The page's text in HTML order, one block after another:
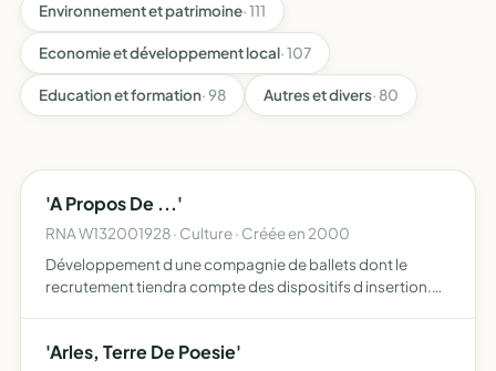
Environnement et patrimoine· 111
Economie et développement local· 107
Education et formation· 98 Autres et divers· 80
'A Propos De ...'
RNA W132001928 · Culture · Créée en 2000
Développement d une compagnie de ballets dont le
recrutement tiendra compte des dispositifs d insertion.
'Arles, Terre De Poesie'